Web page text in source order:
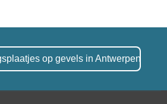
op gevels in Antwerpen